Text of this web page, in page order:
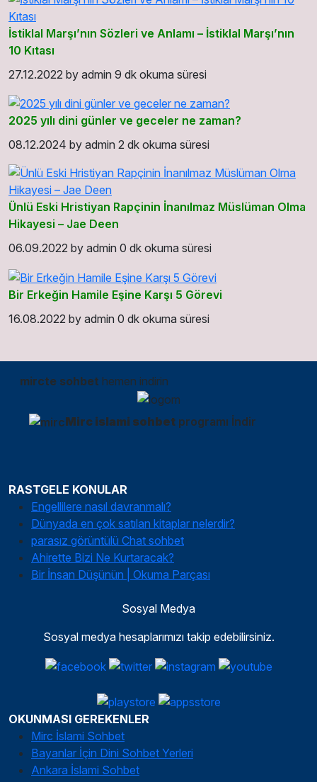
İstiklal Marşı’nın Sözleri ve Anlamı – İstiklal Marşı’nın
10 Kıtası
27.12.2022 by admin 9 dk okuma süresi
2025 yılı dini günler ve geceler ne zaman?
08.12.2024 by admin 2 dk okuma süresi
Ünlü Eski Hristiyan Rapçinin İnanılmaz Müslüman Olma
Hikayesi – Jae Deen
06.09.2022 by admin 0 dk okuma süresi
Bir Erkeğin Hamile Eşine Karşı 5 Görevi
16.08.2022 by admin 0 dk okuma süresi
mircte sohbet hemen indirin
Mirc islami sohbet programı İndir
RASTGELE KONULAR
Engellilere nasıl davranmalı?
Dünyada en çok satılan kitaplar nelerdir?
parasız görüntülü Chat sohbet
Ahirette Bizi Ne Kurtaracak?
Bir İnsan Düşünün | Okuma Parçası
Sosyal Medya
Sosyal medya hesaplarımızı takip edebilirsiniz.
OKUNMASI GEREKENLER
Mirc İslami Sohbet
Bayanlar İçin Dini Sohbet Yerleri
Ankara İslami Sohbet